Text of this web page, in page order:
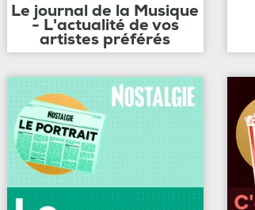
Le journal de la Musique
- L'actualité de vos
artistes préférés